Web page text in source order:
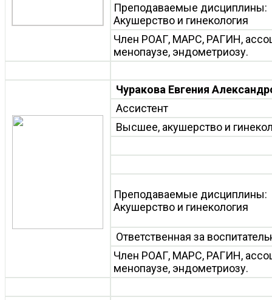
Преподаваемые дисциплины:
Акушерство и гинекология
Член РОАГ, МАРС, РАГИН,
менопаузе, эндометриозу.
Чуракова Евгения
Ассистент
Высшее, акушерство и
Преподаваемые дисциплины:
Акушерство и гинекология
Ответственная за
Член РОАГ, МАРС, РАГИН,
менопаузе, эндометриозу.